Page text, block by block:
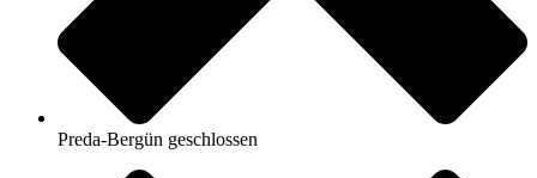
Preda-Bergün geschlossen